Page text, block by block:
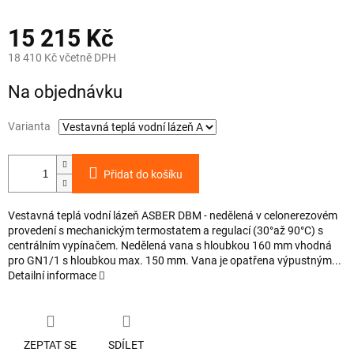
15 215 Kč
18 410 Kč včetně DPH
cena:
Na objednávku
Varianta
Přidat do košíku
Vestavná teplá vodní lázeň ASBER DBM - nedělená v celonerezovém
provedení s mechanickým termostatem a regulací (30°až 90°C) s
centrálním vypínačem. Nedělená vana s hloubkou 160 mm vhodná
pro GN1/1 s hloubkou max. 150 mm. Vana je opatřena výpustným...
Detailní informace
ZEPTAT SE SDÍLET